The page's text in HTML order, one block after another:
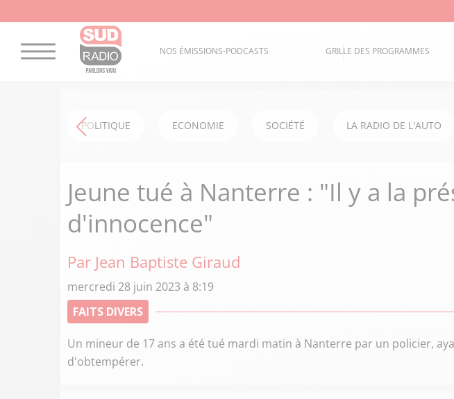
NOS ÉMISSIONS-PODCASTS GRILLE DES PROGRAMMES
POLITIQUE ECONOMIE SOCIÉTÉ LA RADIO DE L'AUTO
Jeune tué à Nanterre : "Il y a la
d'innocence"
Par Jean Baptiste Giraud
mercredi 28 juin 2023 à 8:19
FAITS DIVERS
Un mineur de 17 ans a été tué mardi matin à Nanterre par un policier,
d'obtempérer.